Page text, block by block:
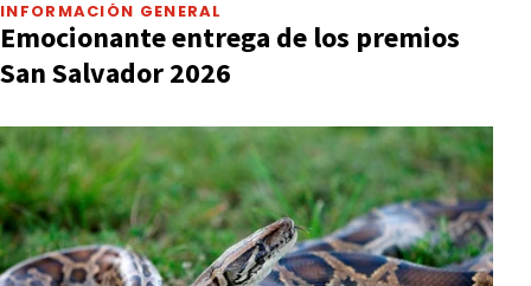
INFORMACIÓN GENERAL
Emocionante entrega de los premios
San Salvador 2026